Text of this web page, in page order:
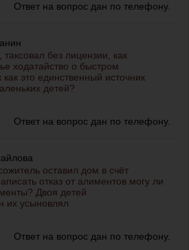
Ответ на вопрос дан по телефону.
без лицензии, как
ходатайство о быстром
это единственный источник
детей?
Ответ на вопрос дан по телефону.
оставил дом в счёт
отказ от алиментов могу ли
Двоя детей
их усыновлял
Ответ на вопрос дан по телефону.